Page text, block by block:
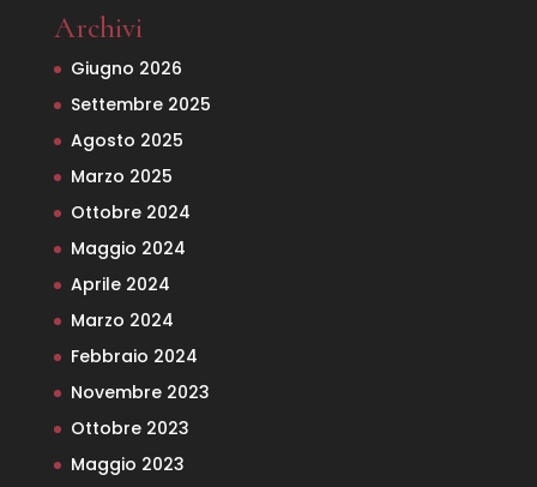
Archivi
Giugno 2026
Settembre 2025
Agosto 2025
Marzo 2025
Ottobre 2024
Maggio 2024
Aprile 2024
Marzo 2024
Febbraio 2024
Novembre 2023
Ottobre 2023
Maggio 2023